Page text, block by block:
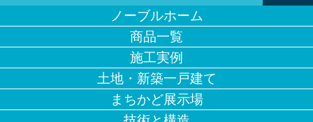
ノーブルホーム
商品一覧
施工実例
土地・新築一戸建て
まちかど展示場